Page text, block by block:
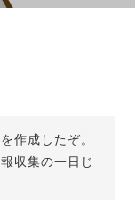
作成したぞ。
収集の一日じ